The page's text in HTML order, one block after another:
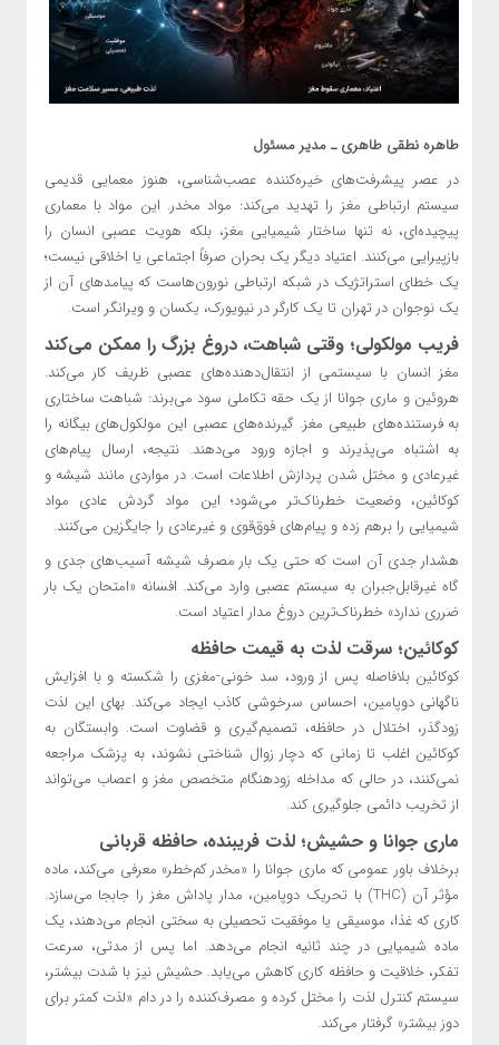
طاهره نطقی طاهری ـ مدیر مسئول
در عصر پیشرفت‌های خیره‌کننده عصب‌شناسی، هنوز معمایی قدیمی
سیستم ارتباطی مغز را تهدید می‌کند: مواد مخدر. این مواد با معماری
پیچیده‌ای، نه تنها ساختار شیمیایی مغز، بلکه هویت عصبی انسان را
بازپیرایی می‌کنند. اعتیاد دیگر یک بحران صرفاً اجتماعی یا اخلاقی نیست؛
یک خطای استراتژیک در شبکه ارتباطی نورون‌هاست که پیامدهای آن از
یک نوجوان در تهران تا یک کارگر در نیویورک، یکسان و ویرانگر است.
فریب مولکولی؛ وقتی شباهت، دروغ بزرگ را ممکن می‌کند
مغز انسان با سیستمی از انتقال‌دهنده‌های عصبی ظریف کار می‌کند.
هروئین و ماری جوانا از یک حقه تکاملی سود می‌برند: شباهت ساختاری
به فرستنده‌های طبیعی مغز. گیرنده‌های عصبی این مولکول‌های بیگانه را
به اشتباه می‌پذیرند و اجازه ورود می‌دهند. نتیجه، ارسال پیام‌های
غیرعادی و مختل شدن پردازش اطلاعات است. در مواردی مانند شیشه و
کوکائین، وضعیت خطرناک‌تر می‌شود؛ این مواد گردش عادی مواد
شیمیایی را برهم زده و پیام‌های فوق‌قوی و غیرعادی را جایگزین می‌کنند.
هشدار جدی آن است که حتی یک بار مصرف شیشه آسیب‌های جدی و
گاه غیرقابل‌جبران به سیستم عصبی وارد می‌کند. افسانه «امتحان یک بار
ضرری ندارد» خطرناک‌ترین دروغ مدار اعتیاد است.
کوکائین؛ سرقت لذت به قیمت حافظه
کوکائین بلافاصله پس از ورود، سد خونی-مغزی را شکسته و با افزایش
ناگهانی دوپامین، احساس سرخوشی کاذب ایجاد می‌کند. بهای این لذت
زودگذر، اختلال در حافظه، تصمیم‌گیری و قضاوت است. وابستگان به
کوکائین اغلب تا زمانی که دچار زوال شناختی نشوند، به پزشک مراجعه
نمی‌کنند، در حالی که مداخله زودهنگام متخصص مغز و اعصاب می‌تواند
از تخریب دائمی جلوگیری کند.
ماری جوانا و حشیش؛ لذت فریبنده، حافظه قربانی
برخلاف باور عمومی که ماری جوانا را «مخدر کم‌خطر» معرفی می‌کند، ماده
مؤثر آن (THC) با تحریک دوپامین، مدار پاداش مغز را جابجا می‌سازد.
کاری که غذا، موسیقی یا موفقیت تحصیلی به سختی انجام می‌دهند، یک
ماده شیمیایی در چند ثانیه انجام می‌دهد. اما پس از مدتی، سرعت
تفکر، خلاقیت و حافظه کاری کاهش می‌یابد. حشیش نیز با شدت بیشتر،
سیستم کنترل لذت را مختل کرده و مصرف‌کننده را در دام «لذت کمتر برای
دوز بیشتر» گرفتار می‌کند.